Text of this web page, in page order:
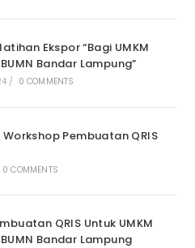
Ekspor “Bagi UMKM
Bandar Lampung”
/ 0 COMMENTS
Pembuatan QRIS
0 COMMENTS
QRIS Untuk UMKM
Bandar Lampung